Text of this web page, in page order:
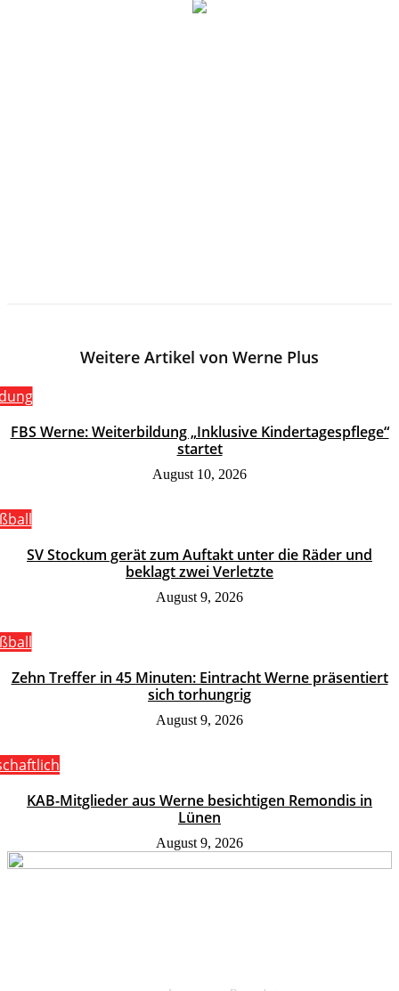
Weitere Artikel von Werne Plus
FBS Werne: Weiterbildung „Inklusive Kindertagespflege“
startet
August 10, 2026
SV Stockum gerät zum Auftakt unter die Räder und
beklagt zwei Verletzte
August 9, 2026
Zehn Treffer in 45 Minuten: Eintracht Werne präsentiert
sich torhungrig
August 9, 2026
KAB-Mitglieder aus Werne besichtigen Remondis in
Lünen
August 9, 2026